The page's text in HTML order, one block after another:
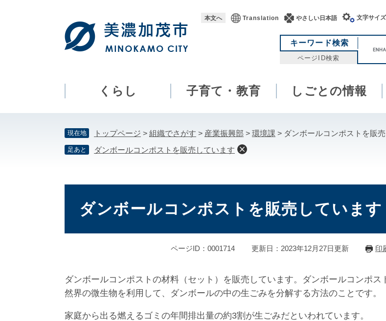
本
本文へ Translation やさしい日本語 文字サイズ
キーワード検索
ページID検索
ワ
ド
索
くらし 子育て・教育 しごとの情報
現在地 トップページ > 組織でさがす > 産業振興部 > 環境課 > ダンボールコンポストを販
足あと ダンボールコンポストを販売しています
ダンボールコンポストを販売しています
ページID：0001714 更新日：2023年12月27日更新 印
ダンボールコンポストの材料（セット）を販売しています。ダンボールコンポス
然界の微生物を利用して、ダンボールの中の生ごみを分解する方法のことです。
家庭から出る燃えるゴミの年間排出量の約3割が生ごみだといわれています。